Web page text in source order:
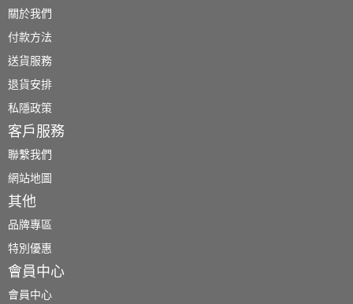
關於我們
付款方法
送貨服務
退貨安排
私隱政策
客戶服務
聯繫我們
網站地圖
其他
品牌專區
特別優惠
會員中心
會員中心